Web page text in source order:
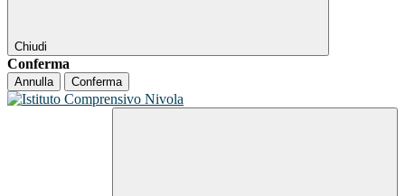
Chiudi
Conferma
Annulla Conferma